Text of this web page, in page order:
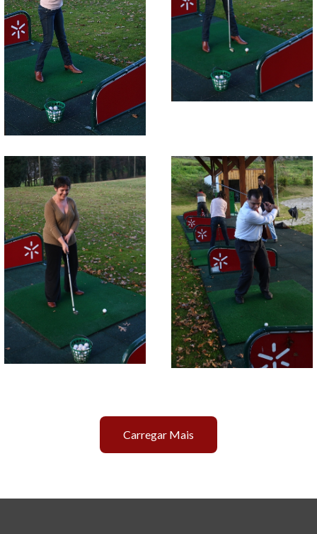
Carregar Mais